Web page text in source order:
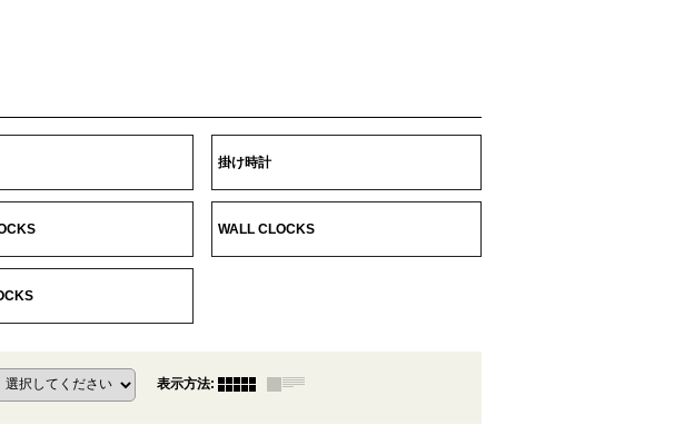
掛け時計
WALL CLOCKS
表示方法: